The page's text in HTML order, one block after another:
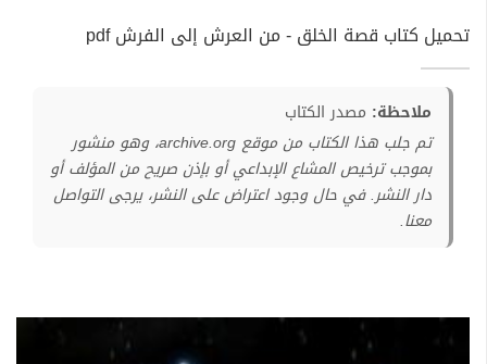
تحميل كتاب قصة الخلق - من العرش إلى الفرش pdf
ملاحظة: مصدر الكتاب
تم جلب هذا الكتاب من موقع archive.org، وهو منشور
بموجب ترخيص المشاع الإبداعي أو بإذن صريح من المؤلف أو
دار النشر. في حال وجود اعتراض على النشر، يرجى التواصل
معنا.